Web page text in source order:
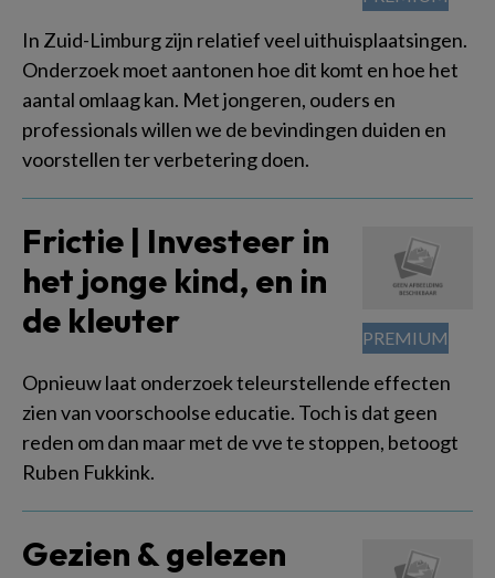
In Zuid-Limburg zijn relatief veel uithuisplaatsingen.
Onderzoek moet aantonen hoe dit komt en hoe het
aantal omlaag kan. Met jongeren, ouders en
professionals willen we de bevindingen duiden en
voorstellen ter verbetering doen.
Frictie | Investeer in
het jonge kind, en in
de kleuter
Opnieuw laat onderzoek teleurstellende effecten
zien van voorschoolse educatie. Toch is dat geen
reden om dan maar met de vve te stoppen, betoogt
Ruben Fukkink.
Gezien & gelezen